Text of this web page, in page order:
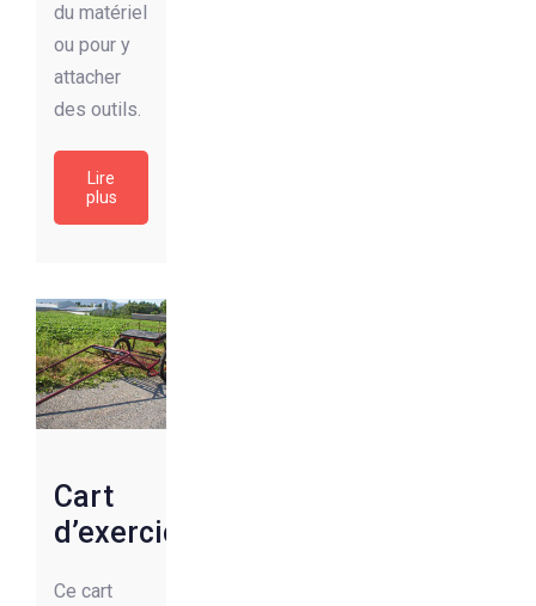
du matériel
ou pour y
attacher
des outils.
Lire
plus
Cart
d’exercice
Ce cart